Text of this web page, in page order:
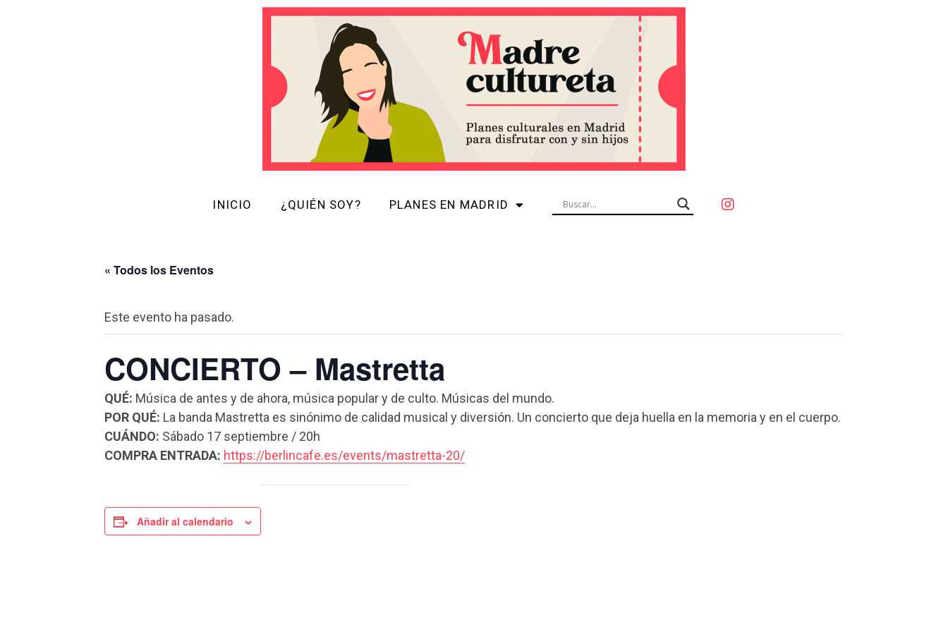
INICIO ¿QUIÉN SOY? PLANES EN MADRID
« Todos los Eventos
Este evento ha pasado.
CONCIERTO – Mastretta
QUÉ: Música de antes y de ahora, música popular y de culto. Músicas del mundo.
POR QUÉ: La banda Mastretta es sinónimo de calidad musical y diversión. Un concierto que deja huella en la memoria y en el cuerpo.
CUÁNDO: Sábado 17 septiembre / 20h
COMPRA ENTRADA: https://berlincafe.es/events/mastretta-20/
Añadir al calendario